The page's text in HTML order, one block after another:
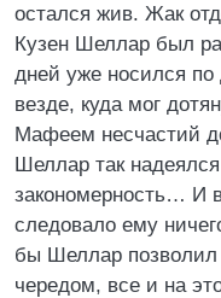
остался жив. Жак
Кузен Шеллар был
дней уже носился по
везде, куда мог
Мафеем несчастий
Шеллар так
закономерность… И
следовало ему
бы Шеллар
чередом, все и на